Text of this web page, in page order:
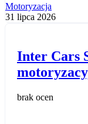
Motoryzacja
31 lipca 2026
Inter Cars
brak ocen